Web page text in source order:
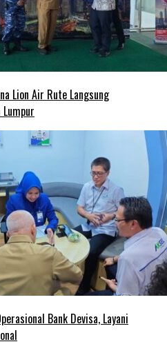
Lion Air Rute Langsung
Bank Devisa, Layani